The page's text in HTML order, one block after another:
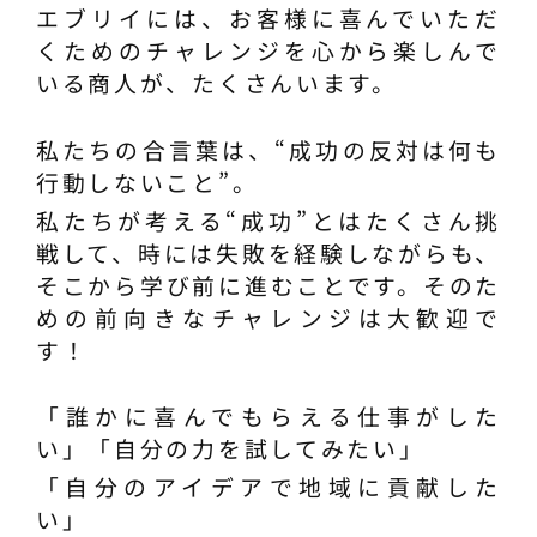
エブリイには、お客様に喜んでいただ
くためのチャレンジを心から楽しんで
いる商人が、たくさんいます。
私たちの合言葉は、“成功の反対は何も
行動しないこと”。
私たちが考える“成功”とはたくさん挑
戦して、時には失敗を経験しながらも、
そこから学び前に進むことです。そのた
めの前向きなチャレンジは大歓迎で
す！
「誰かに喜んでもらえる仕事がした
い」「自分の力を試してみたい」
「自分のアイデアで地域に貢献した
い」